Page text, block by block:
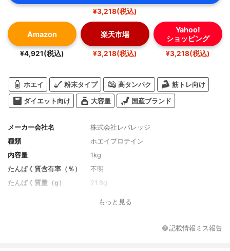
¥3,218(税込)
Amazon
¥4,921(税込)
楽天市場
¥3,218(税込)
Yahoo!
ショッピング
¥3,218(税込)
ホエイ 粉末タイプ 高タンパク 筋トレ向け
ダイエット向け 大容量 国産ブランド
メーカー会社名
株式会社レバレッジ
種類
ホエイプロテイン
内容量
1kg
たんぱく質含有率（％）
不明
たんぱく質量（g）
21.8g
もっと見る
記載情報ミス報告